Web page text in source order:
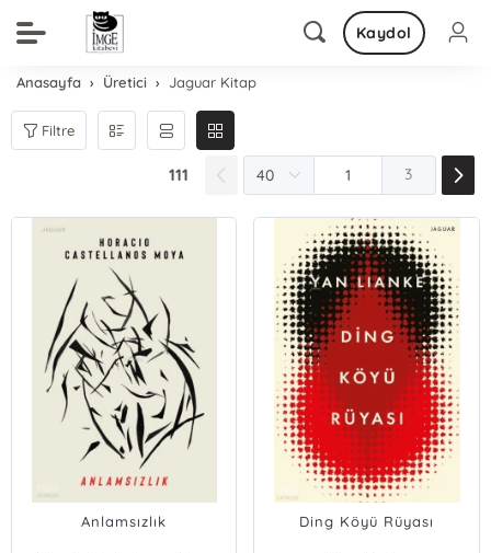
Kaydol
Anasayfa Üretici Jaguar Kitap
Filtre
111 3
Anlamsızlık Ding Köyü Rüyası